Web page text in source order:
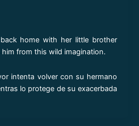
home with her little brother
from this wild imagination.
intenta volver con su hermano
lo protege de su exacerbada